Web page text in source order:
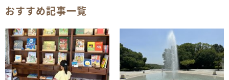
おすすめ記事一覧